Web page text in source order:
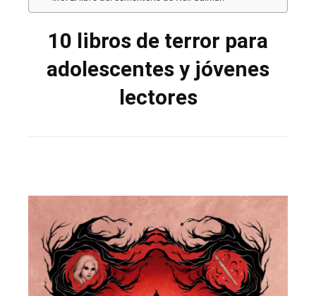
10 libros de terror para
adolescentes y jóvenes
lectores